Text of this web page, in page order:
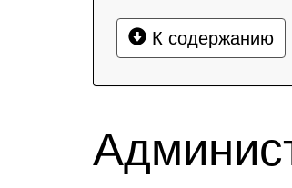
К содержанию